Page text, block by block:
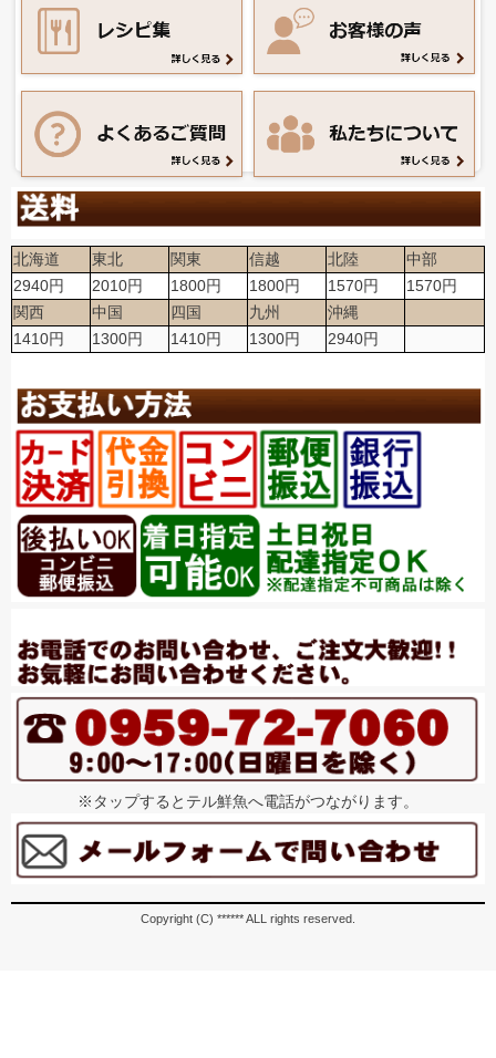
北海道 東北 関東 信越 北陸
中部
2940円
2010円 1800円 1800円 1570円
1570円
関西
中国 四国 九州
沖縄
1410円
1300円 1410円 1300円 2940円
※タップするとテル鮮魚へ電話がつながります。
Copyright (C) ****** ALL rights reserved.